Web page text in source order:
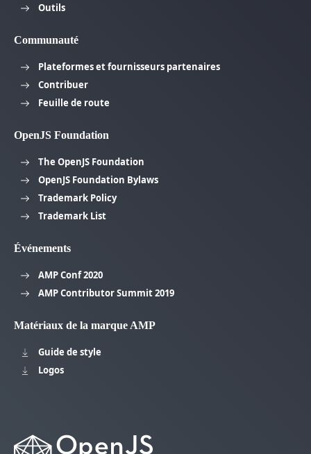
Outils
Communauté
Plateformes et fournisseurs partenaires
Contribuer
Feuille de route
OpenJS Foundation
The OpenJS Foundation
OpenJS Foundation Bylaws
Trademark Policy
Trademark List
Événements
AMP Conf 2020
AMP Contributor Summit 2019
Matériaux de la marque AMP
Guide de style
Logos